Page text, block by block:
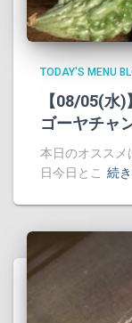
TODAY'S MENU
【08/05(水)】
ゴーヤチャ
本日のオススメ
日今日とこ 続